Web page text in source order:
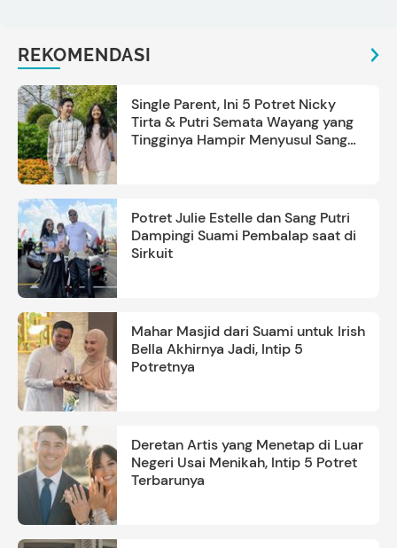
REKOMENDASI
Single Parent, Ini 5 Potret Nicky
Tirta & Putri Semata Wayang yang
Tingginya Hampir Menyusul Sang
Potret Julie Estelle dan Sang Putri
Dampingi Suami Pembalap saat di
Sirkuit
Mahar Masjid dari Suami untuk Irish
Bella Akhirnya Jadi, Intip 5
Potretnya
Deretan Artis yang Menetap di Luar
Negeri Usai Menikah, Intip 5 Potret
Terbarunya